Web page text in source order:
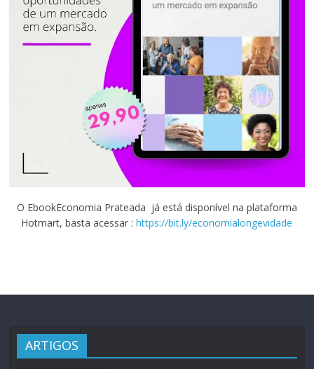
O EbookEconomia Prateada já está disponível na plataforma
Hotmart, basta acessar :https://bit.ly/economialongevidade
ARTIGOS